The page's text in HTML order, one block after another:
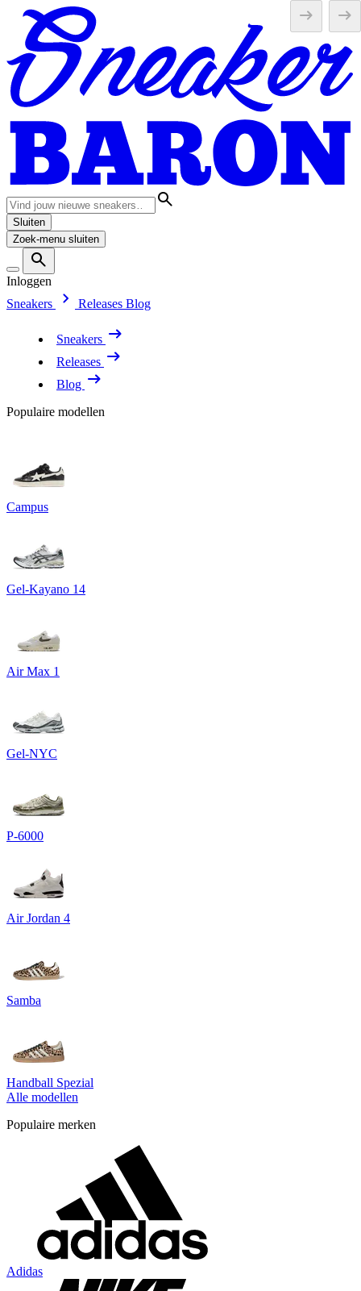
Sluiten
Zoek-menu sluiten
Inloggen
Sneakers
Releases Blog
Sneakers
Releases
Blog
Populaire modellen
Campus
Gel-Kayano 14
Air Max 1
Gel-NYC
P-6000
Air Jordan 4
Samba
Handball Spezial
Alle modellen
Populaire merken
Adidas